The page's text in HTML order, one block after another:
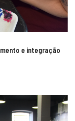
e integração